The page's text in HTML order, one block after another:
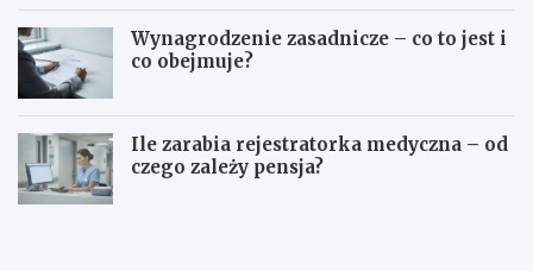
Wynagrodzenie zasadnicze – co to jest i
co obejmuje?
Ile zarabia rejestratorka medyczna – od
czego zależy pensja?
Z
I